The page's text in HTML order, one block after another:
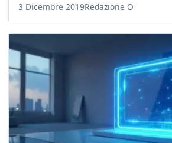
3 Dicembre 2019Redazione O